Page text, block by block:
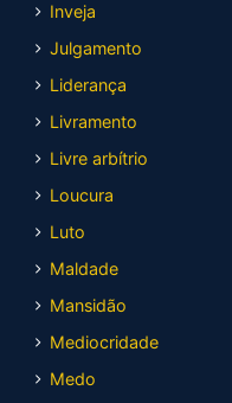
Inveja
Julgamento
Liderança
Livramento
Livre arbítrio
Loucura
Luto
Maldade
Mansidão
Mediocridade
Medo